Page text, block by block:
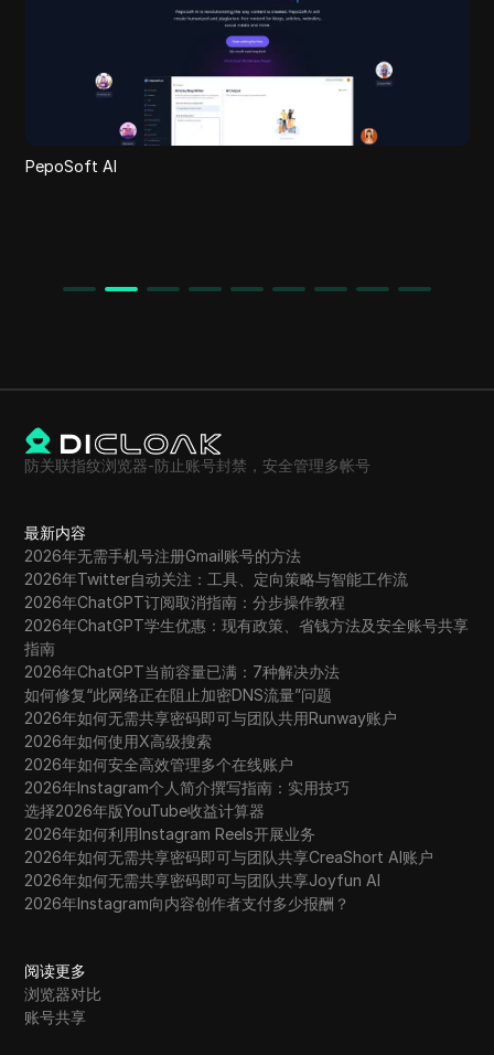
PepoSoft AI
防关联指纹浏览器-防止账号封禁，安全管理多帐号
最新内容
2026年无需手机号注册Gmail账号的方法
2026年Twitter自动关注：工具、定向策略与智能工作流
2026年ChatGPT订阅取消指南：分步操作教程
2026年ChatGPT学生优惠：现有政策、省钱方法及安全账号共享
指南
2026年ChatGPT当前容量已满：7种解决办法
如何修复“此网络正在阻止加密DNS流量”问题
2026年如何无需共享密码即可与团队共用Runway账户
2026年如何使用X高级搜索
2026年如何安全高效管理多个在线账户
2026年Instagram个人简介撰写指南：实用技巧
选择2026年版YouTube收益计算器
2026年如何利用Instagram Reels开展业务
2026年如何无需共享密码即可与团队共享CreaShort AI账户
2026年如何无需共享密码即可与团队共享Joyfun AI
2026年Instagram向内容创作者支付多少报酬？
阅读更多
浏览器对比
账号共享